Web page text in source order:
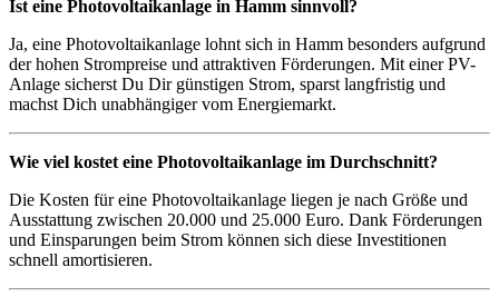
Ist eine Photovoltaikanlage in Hamm sinnvoll?
Ja, eine Photovoltaikanlage lohnt sich in Hamm besonders aufgrund
der hohen Strompreise und attraktiven Förderungen. Mit einer PV-
Anlage sicherst Du Dir günstigen Strom, sparst langfristig und
machst Dich unabhängiger vom Energiemarkt.
Wie viel kostet eine Photovoltaikanlage im Durchschnitt?
Die Kosten für eine Photovoltaikanlage liegen je nach Größe und
Ausstattung zwischen 20.000 und 25.000 Euro. Dank Förderungen
und Einsparungen beim Strom können sich diese Investitionen
schnell amortisieren.